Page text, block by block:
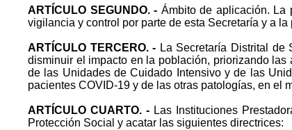
ARTÍCULO SEGUNDO. - Ámbito de aplicación. La
vigilancia y control por parte de esta Secretaría y a
ARTÍCULO TERCERO. - La Secretaría Distrital de
disminuir el impacto en la población, priorizando
de las Unidades de Cuidado Intensivo y de las
pacientes COVID-19 y de las otras patologías, en el
ARTÍCULO CUARTO. -Las Instituciones
Protección Social y acatar las siguientes directrices: